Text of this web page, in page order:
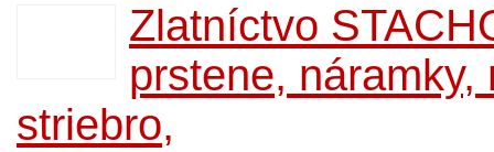
Zlatníctvo
prstene,
striebro,